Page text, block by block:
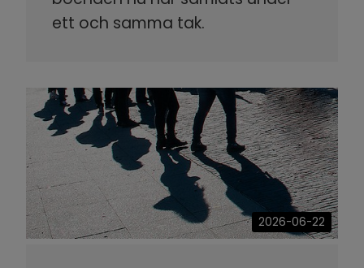
ett och samma tak.
2026-06-22